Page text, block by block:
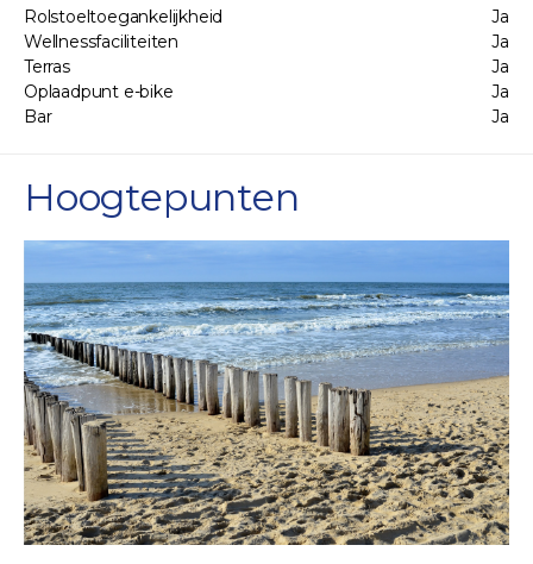
Rolstoeltoegankelijkheid
Ja
Wellnessfaciliteiten
Ja
Terras
Ja
Oplaadpunt e-bike
Ja
Bar
Ja
Hoogtepunten